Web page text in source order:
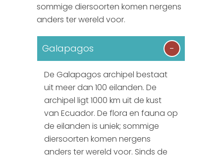
Mauritius
Argentinie
Peru
Chili
Ecuador
Madagascar
Brochure aanvraag
Boekingsformulier
Autopagina
Reiservaringen
SGR
Presentaties
sommige diersoorten komen nergens
anders ter wereld voor.
Galapagos
De Galapagos archipel bestaat
uit meer dan 100 eilanden. De
archipel ligt 1000 km uit de kust
van Ecuador. De flora en fauna op
de eilanden is uniek; sommige
diersoorten komen nergens
anders ter wereld voor. Sinds de